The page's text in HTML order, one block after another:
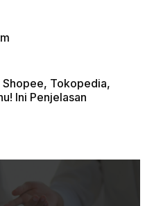
Shopee, Tokopedia,
Ini Penjelasan